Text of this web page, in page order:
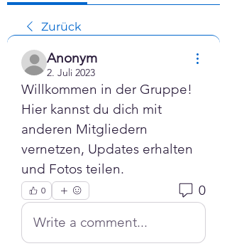
Zurück
Anonym
2. Juli 2023
Willkommen in der Gruppe!
Hier kannst du dich mit
anderen Mitgliedern
vernetzen, Updates erhalten
und Fotos teilen.
0
0
Write a comment...